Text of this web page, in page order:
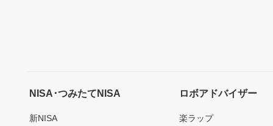
NISA･つみたてNISA
新NISA
ロボアドバイザー
楽ラップ